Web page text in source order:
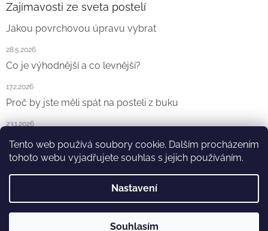
Tento web používá soubory cookie. Dalším procházením
tohoto webu vyjadřujete souhlas s jejich používáním.
Nastavení
Souhlasím
Zajímavosti ze sveta postelí
Jakou povrchovou úpravu vybrat
28.5.2026
Co je výhodnější a co levnější?
17.2.2026
Proč by jste měli spát na posteli z buku
23.1.2026
ARCHIV
Vytvořil Shoptet
Ekointerier s.r.o.. Všechna práva vyhrazena.